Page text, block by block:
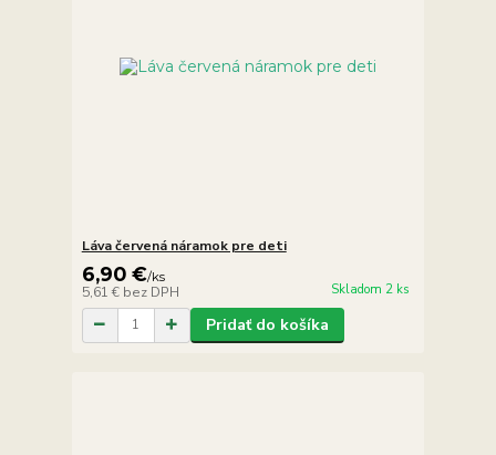
Láva červená náramok pre deti
6,90 €/ks
5,61 € bez DPH Skladom 2 ks
Pridať do košíka